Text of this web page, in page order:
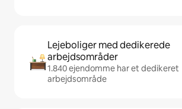
Lejeboliger med dedikerede
arbejdsområder
1.840 ejendomme har et dedikeret
arbejdsområde